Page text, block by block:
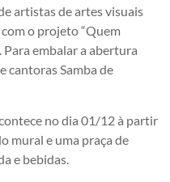
artistas de artes visuais
o projeto “Quem
Para embalar a abertura
cantoras Samba de
no dia 01/12 à partir
mural e uma praça de
e bebidas.